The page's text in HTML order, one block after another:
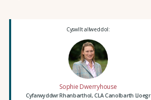
Cyswllt allweddol:
Sophie Dwerryhouse
Cyfarwyddwr Rhanbarthol, CLA Canolbarth Lloegr